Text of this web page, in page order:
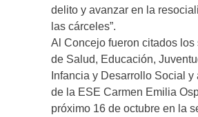
delito y avanzar en la
las cárceles”.
Al Concejo fueron citados los
de Salud, Educación,
Infancia y Desarrollo Social y
de la ESE Carmen Emilia
próximo 16 de octubre en la